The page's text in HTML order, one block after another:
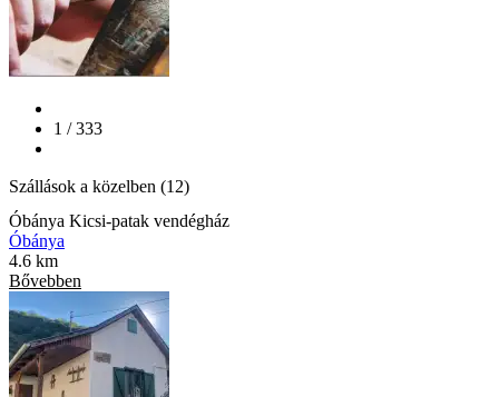
1 / 333
Szállások a közelben (12)
Óbánya Kicsi-patak vendégház
Óbánya
4.6 km
Bővebben